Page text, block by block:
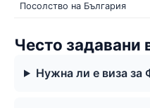
Посолство на България
Често задавани
Нужна ли е виза за